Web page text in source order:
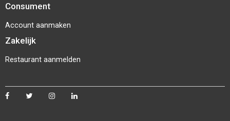
Consument
Account aanmaken
Zakelijk
Restaurant aanmelden